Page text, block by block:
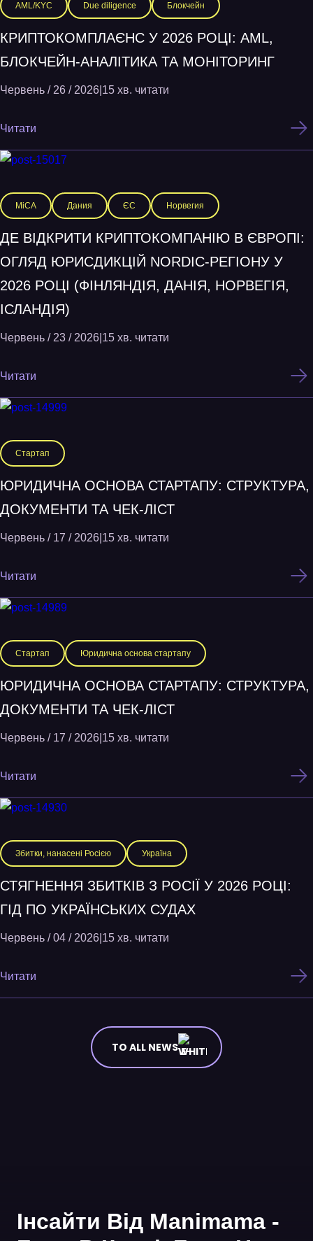
AML/KYC Due diligence Блокчейн
КРИПТОКОМПЛАЄНС У 2026 РОЦІ: AML,
БЛОКЧЕЙН-АНАЛІТИКА ТА МОНІТОРИНГ
Червень / 26 / 2026 15 хв. читати
Читати
MiCA Дания ЄС Норвегия
ДЕ ВІДКРИТИ КРИПТОКОМПАНІЮ В ЄВРОПІ:
ОГЛЯД ЮРИСДИКЦІЙ NORDIC-РЕГІОНУ У
2026 РОЦІ (ФІНЛЯНДІЯ, ДАНІЯ, НОРВЕГІЯ,
ІСЛАНДІЯ)
Червень / 23 / 2026 15 хв. читати
Читати
Стартап
ЮРИДИЧНА ОСНОВА СТАРТАПУ: СТРУКТУРА,
ДОКУМЕНТИ ТА ЧЕК-ЛІСТ
Червень / 17 / 2026 15 хв. читати
Читати
Стартап Юридична основа стартапу
ЮРИДИЧНА ОСНОВА СТАРТАПУ: СТРУКТУРА,
ДОКУМЕНТИ ТА ЧЕК-ЛІСТ
Червень / 17 / 2026 15 хв. читати
Читати
Збитки, нанасені Росією Україна
СТЯГНЕННЯ ЗБИТКІВ З РОСІЇ У 2026 РОЦІ:
ГІД ПО УКРАЇНСЬКИХ СУДАХ
Червень / 04 / 2026 15 хв. читати
Читати
TO ALL NEWS
Інсайти Від Manimama -